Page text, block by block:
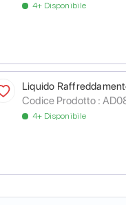
4+ Disponibile
Liquido
Codice Prodotto :
4+ Disponibile